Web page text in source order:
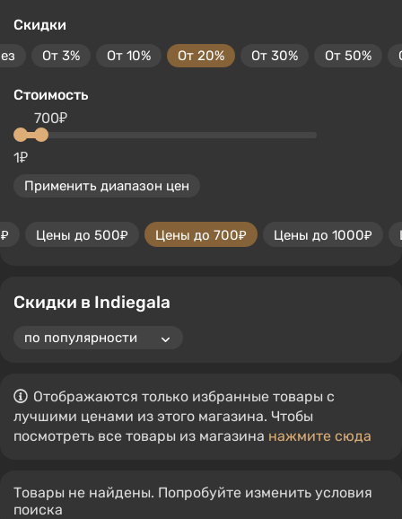
Скидки
От 3% От 10% От 20% От 30% От 50%
Стоимость
1₽
700₽
Применить диапазон цен
Цены до 500₽ Цены до 700₽ Цены до 1000₽
Скидки в Indiegala
Отображаются только избранные товары с
лучшими ценами из этого магазина. Чтобы
посмотреть все товары из магазина нажмите сюда
Товары не найдены. Попробуйте изменить условия
поиска